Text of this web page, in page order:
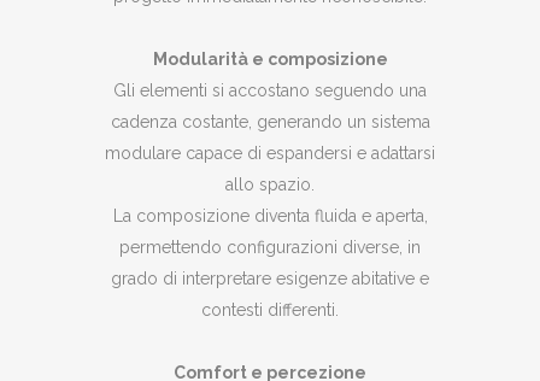
Modularità e composizione
Gli elementi si accostano seguendo una
cadenza costante, generando un sistema
modulare capace di espandersi e adattarsi
allo spazio.
La composizione diventa fluida e aperta,
permettendo configurazioni diverse, in
grado di interpretare esigenze abitative e
contesti differenti.
Comfort e percezione